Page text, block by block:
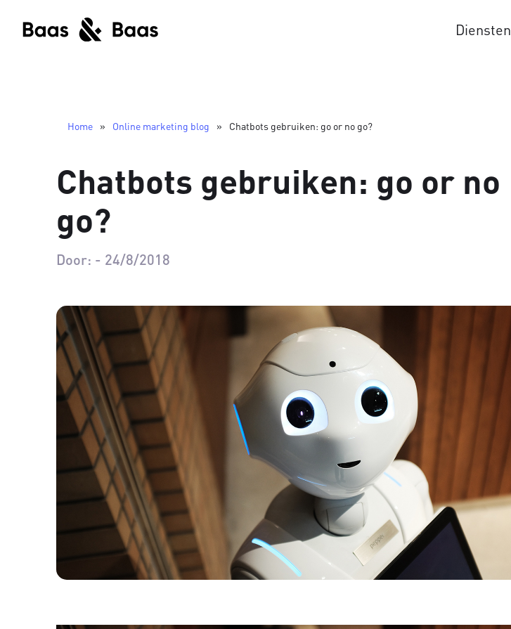
Diensten
Home » Online marketing blog » Chatbots gebruiken: go or no go?
Chatbots gebruiken: go or no
go?
Door: - 24/8/2018